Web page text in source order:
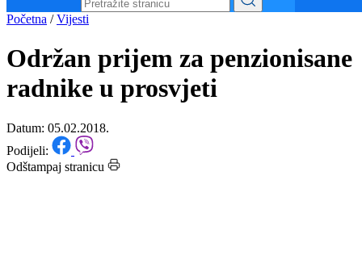
Vlada BPK
Početna /Vijesti
Održan prijem za penzionisane
radnike u prosvjeti
Datum: 05.02.2018.